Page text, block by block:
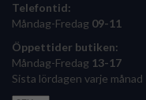
Telefontid:
Måndag-Fredag 09-11
Öppettider butiken:
Måndag-Fredag 13-17
Sista lördagen varje månad